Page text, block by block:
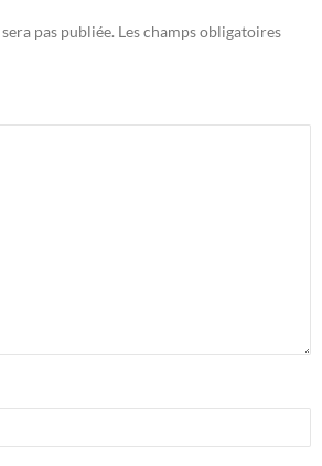
pas publiée. Les champs obligatoires